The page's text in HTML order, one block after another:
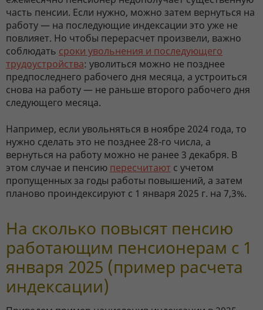
часть пенсии. Если нужно, можно затем вернуться на
работу — на последующие индексации это уже не
повлияет. Но чтобы перерасчет произвели, важно
соблюдать сроки увольнения и последующего
трудоустройства: уволиться можно не позднее
предпоследнего рабочего дня месяца, а устроиться
снова на работу — не раньше второго рабочего дня
следующего месяца.
Например, если увольняться в ноябре 2024 года, то
нужно сделать это не позднее 28-го числа, а
вернуться на работу можно не ранее 3 декабря. В
этом случае и пенсию пересчитают с учетом
пропущенных за годы работы повышений, а затем
планово проиндексируют с 1 января 2025 г. на 7,3%.
На сколько повысят пенсию
работающим пенсионерам с 1
января 2025 (пример расчета
индексации)